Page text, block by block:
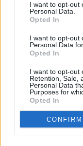
I want to opt-out
Personal Data.
Opted In
I want to opt-out
Personal Data
Opted In
I want to opt-out
Retention, Sale,
Personal Data
Purposes for
Opted In
CONFIRM
ΗΠΑ:
σύντομα
Στενά του